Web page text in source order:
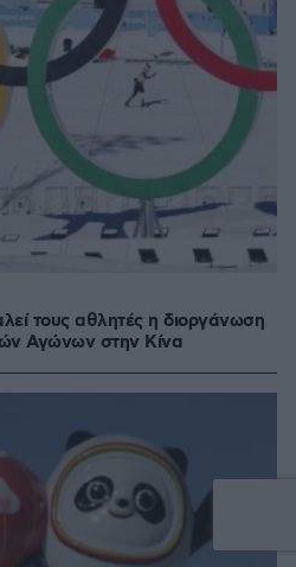
τους αθλητές η διοργάνωση
Αγώνων στην Κίνα